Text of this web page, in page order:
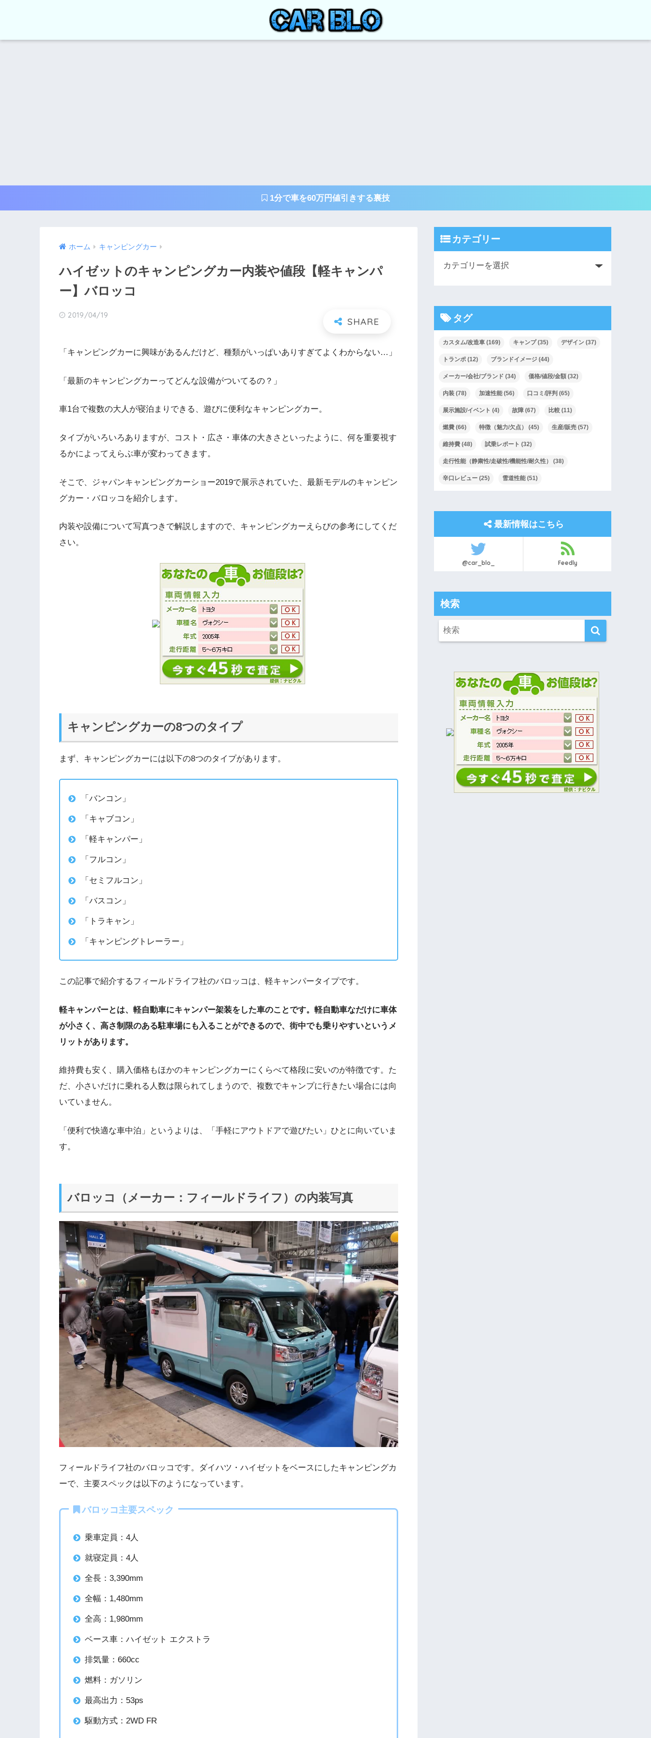
1分で車を60万円値引きする裏技
ホーム キャンピングカー
ハイゼットのキャンピングカー内装や値段【軽キャンパ
ー】バロッコ
2019/04/19
「キャンピングカーに興味があるんだけど、種類がいっぱいありすぎてよくわからない…」
「最新のキャンピングカーってどんな設備がついてるの？」
車1台で複数の大人が寝泊まりできる、遊びに便利なキャンピングカー。
タイプがいろいろありますが、コスト・広さ・車体の大きさといったように、何を重要視す
るかによってえらぶ車が変わってきます。
そこで、ジャパンキャンピングカーショー2019で展示されていた、最新モデルのキャンピン
グカー・バロッコを紹介します。
内装や設備について写真つきで解説しますので、キャンピングカーえらびの参考にしてくだ
さい。
キャンピングカーの8つのタイプ
まず、キャンピングカーには以下の8つのタイプがあります。
「バンコン」
「キャブコン」
「軽キャンパー」
「フルコン」
「セミフルコン」
「バスコン」
「トラキャン」
「キャンピングトレーラー」
この記事で紹介するフィールドライフ社のバロッコは、軽キャンパータイプです。
軽キャンパーとは、軽自動車にキャンパー架装をした車のことです。軽自動車なだけに車体
が小さく、高さ制限のある駐車場にも入ることができるので、街中でも乗りやすいというメ
リットがあります。
維持費も安く、購入価格もほかのキャンピングカーにくらべて格段に安いのが特徴です。た
だ、小さいだけに乗れる人数は限られてしまうので、複数でキャンプに行きたい場合には向
いていません。
「便利で快適な車中泊」というよりは、「手軽にアウトドアで遊びたい」ひとに向いていま
す。
バロッコ（メーカー：フィールドライフ）の内装写真
フィールドライフ社のバロッコです。ダイハツ・ハイゼットをベースにしたキャンピングカ
ーで、主要スペックは以下のようになっています。
バロッコ主要スペック
乗車定員：4人
就寝定員：4人
全長：3,390mm
全幅：1,480mm
全高：1,980mm
ベース車：ハイゼット エクストラ
排気量：660cc
燃料：ガソリン
最高出力：53ps
駆動方式：2WD FR
カテゴリー
タグ
カスタム/改造車 (169) キャンプ(35) デザイン (37)
トランポ (12) ブランドイメージ (44)
メーカー/会社/ブランド (34) 価格/値段/金額 (32)
内装 (78) 加速性能 (56) 口コミ/評判 (65)
展示施設/イベント (4) 故障 (67) 比較 (11)
燃費 (66) 特徴（魅力/欠点） (45) 生産/販売 (57)
維持費 (48) 試乗レポート (32)
走行性能（静粛性/走破性/機能性/耐久性） (38)
辛口レビュー (25) 雪道性能 (51)
最新情報はこちら
@car_blo_ Feedly
検索